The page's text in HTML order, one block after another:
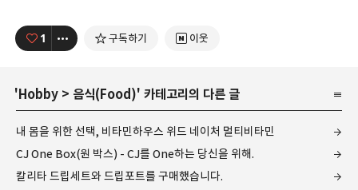
1 구독하기 이웃
' Hobby > 음식(Food)' 카테고리의 다른 글
내 몸을 위한 선택, 비타민하우스 위드 네이처 멀티비타민
CJ One Box(원 박스) - CJ를 One하는 당신을 위해.
칼리타 드립세트와 드립포트를 구매했습니다.